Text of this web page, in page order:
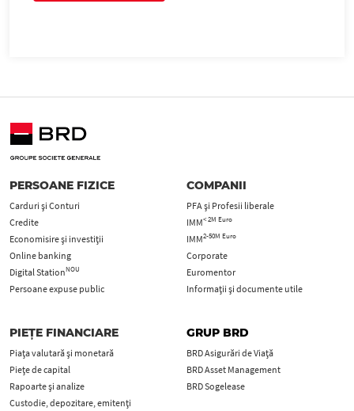
PERSOANE FIZICE
Carduri şi Conturi
Credite
Economisire și investiții
Online banking
Digital StationNOU
Persoane expuse public
COMPANII
PFA şi Profesii liberale
IMM< 2M Euro
IMM2-50M Euro
Corporate
Euromentor
Informații și documente utile
PIEȚE FINANCIARE
Piața valutară și monetară
Piețe de capital
Rapoarte și analize
Custodie, depozitare, emitenți
GRUP BRD
BRD Asigurări de Viață
BRD Asset Management
BRD Sogelease